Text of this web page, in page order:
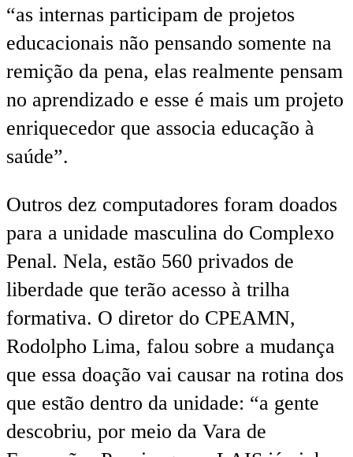
“as internas participam de projetos
educacionais não pensando somente na
remição da pena, elas realmente pensam
no aprendizado e esse é mais um projeto
enriquecedor que associa educação à
saúde”.
Outros dez computadores foram doados
para a unidade masculina do Complexo
Penal. Nela, estão 560 privados de
liberdade que terão acesso à trilha
formativa. O diretor do CPEAMN,
Rodolpho Lima, falou sobre a mudança
que essa doação vai causar na rotina dos
que estão dentro da unidade: “a gente
descobriu, por meio da Vara de